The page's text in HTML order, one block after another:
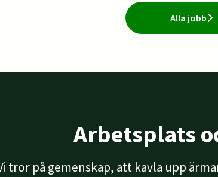
Alla jobb
Arbetsplats
tror på gemenskap, att kavla upp